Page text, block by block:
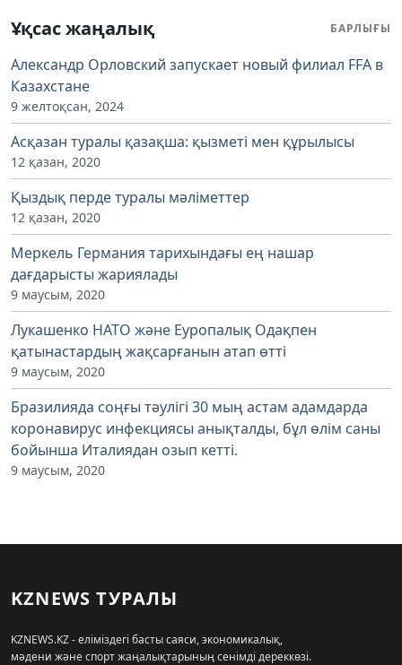
Ұқсас жаңалық БАРЛЫҒЫ
Александр Орловский запускает новый филиал FFA в
Казахстане
9 желтоқсан, 2024
Асқазан туралы қазақша: қызметі мен құрылысы
12 қазан, 2020
Қыздық перде туралы мәліметтер
12 қазан, 2020
Меркель Германия тарихындағы ең нашар
дағдарысты жариялады
9 маусым, 2020
Лукашенко НАТО және Еуропалық Одақпен
қатынастардың жақсарғанын атап өтті
9 маусым, 2020
Бразилияда соңғы тәулігі 30 мың астам адамдарда
коронавирус инфекциясы анықталды, бұл өлім саны
бойынша Италиядан озып кетті.
9 маусым, 2020
KZNEWS ТУРАЛЫ
KZNEWS.KZ - еліміздегі басты саяси, экономикалық,
мәдени және спорт жаңалықтарының сенімді дереккөзі.